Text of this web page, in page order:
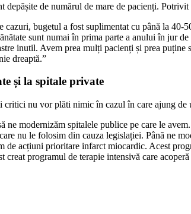
depășite de numărul de mare de pacienți. Potrivit
bugetul a fost suplimentat cu până la
sunt numai în prima parte a anului în jur
inutil. Avem prea mulți pacienți și prea
dreaptă.”
și la spitale private
critici nu vor plăti nimic în cazul în care ajung de
ne modernizăm spitalele publice pe care le
nu le folosim din cauza legislației. Până ne
de acțiuni prioritare infarct miocardic. Acest
creat programul de terapie intensivă care